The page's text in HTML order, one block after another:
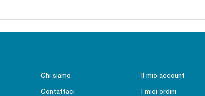
Chi siamo
Contattaci
Il mio account
I miei ordini